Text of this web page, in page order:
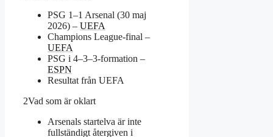
PSG 1–1 Arsenal (30 maj
2026) – UEFA
Champions League-final –
UEFA
PSG i 4–3–3-formation –
ESPN
Resultat från UEFA
2Vad som är oklart
Arsenals startelva är inte
fullständigt återgiven i